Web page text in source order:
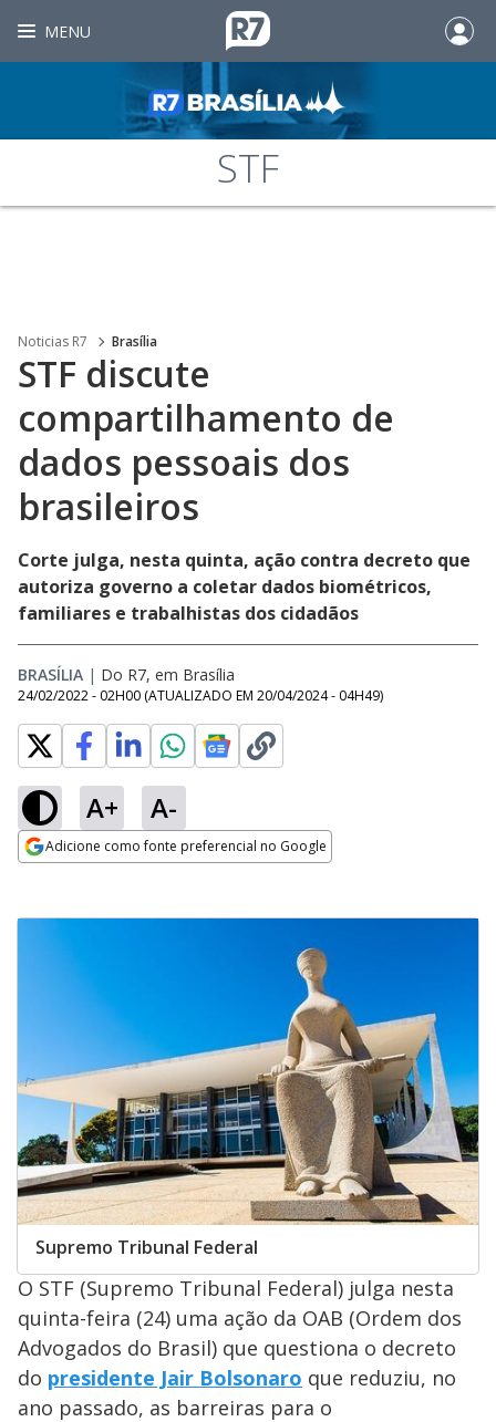
MENU
STF
Noticias R7 Brasília
STF discute
compartilhamento de
dados pessoais dos
brasileiros
Corte julga, nesta quinta, ação contra decreto que
autoriza governo a coletar dados biométricos,
familiares e trabalhistas dos cidadãos
BRASÍLIA | Do R7, em Brasília
24/02/2022 - 02H00 (ATUALIZADO EM 20/04/2024 - 04H49)
A+ A-
Adicione como fonte preferencial no Google
Supremo Tribunal Federal
O STF (Supremo Tribunal Federal) julga nesta
quinta-feira (24) uma ação da OAB (Ordem dos
Advogados do Brasil) que questiona o decreto
do presidente Jair Bolsonaro que reduziu, no
ano passado, as barreiras para o